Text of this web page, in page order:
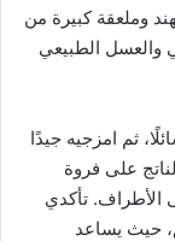
وملعقة كبيرة من
والعسل الطبيعي
ثم امزجيه جيدًا
على فروة
تأكدي
حيث يساعد